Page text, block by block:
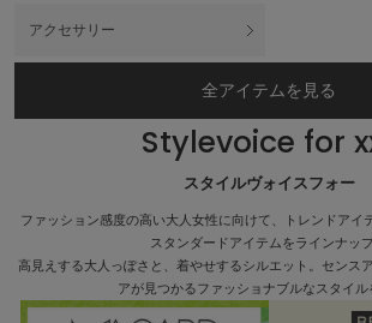
アクセサリー
全アイテムを見る
Stylevoice for
スタイルヴォイスフォー
ファッション感度の高い大人女性に向けて、トレンドアイ
スタンダードアイテムをラインナップ
高見えする大人っぽさと、着やせするシルエット。センス
アが見つかるファッショナブルなスタイル